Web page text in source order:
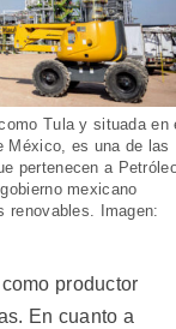
Tula y situada en
México, es una de las
pertenecen a
mexicano
renovables. Imagen:
productor
En cuanto a